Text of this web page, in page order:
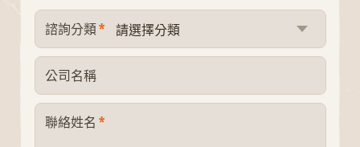
諮詢分類*
公司名稱
聯絡姓名 *